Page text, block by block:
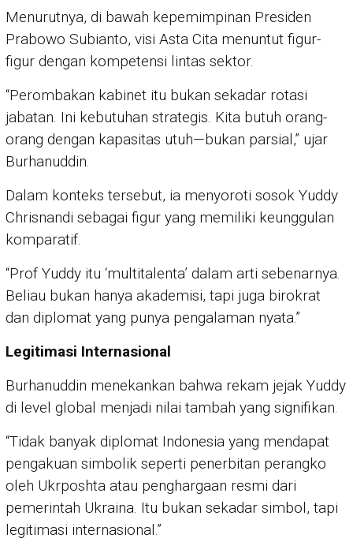
Menurutnya, di bawah kepemimpinan Presiden
Prabowo Subianto, visi Asta Cita menuntut figur-
figur dengan kompetensi lintas sektor.
“Perombakan kabinet itu bukan sekadar rotasi
jabatan. Ini kebutuhan strategis. Kita butuh orang-
orang dengan kapasitas utuh—bukan parsial,” ujar
Burhanuddin.
Dalam konteks tersebut, ia menyoroti sosok Yuddy
Chrisnandi sebagai figur yang memiliki keunggulan
komparatif.
“Prof Yuddy itu ‘multitalenta’ dalam arti sebenarnya.
Beliau bukan hanya akademisi, tapi juga birokrat
dan diplomat yang punya pengalaman nyata.”
Legitimasi Internasional
Burhanuddin menekankan bahwa rekam jejak Yuddy
di level global menjadi nilai tambah yang signifikan.
“Tidak banyak diplomat Indonesia yang mendapat
pengakuan simbolik seperti penerbitan perangko
oleh Ukrposhta atau penghargaan resmi dari
pemerintah Ukraina. Itu bukan sekadar simbol, tapi
legitimasi internasional.”